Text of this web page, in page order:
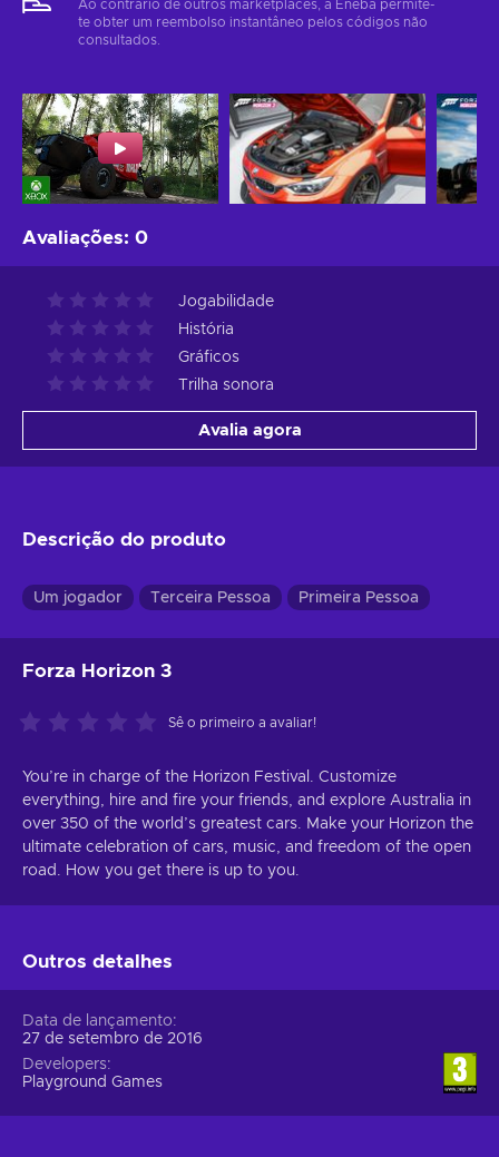
Ao contrário de outros marketplaces, a Eneba permite-
te obter um reembolso instantâneo pelos códigos não
consultados.
Avaliações: 0
Jogabilidade
História
Gráficos
Trilha sonora
Avalia agora
Descrição do produto
Um jogador Terceira Pessoa Primeira Pessoa
Forza Horizon 3
Sê o primeiro a avaliar!
You’re in charge of the Horizon Festival. Customize
everything, hire and fire your friends, and explore Australia in
over 350 of the world’s greatest cars. Make your Horizon the
ultimate celebration of cars, music, and freedom of the open
road. How you get there is up to you.
Outros detalhes
Data de lançamento
27 de setembro de 2016
Developers
Playground Games